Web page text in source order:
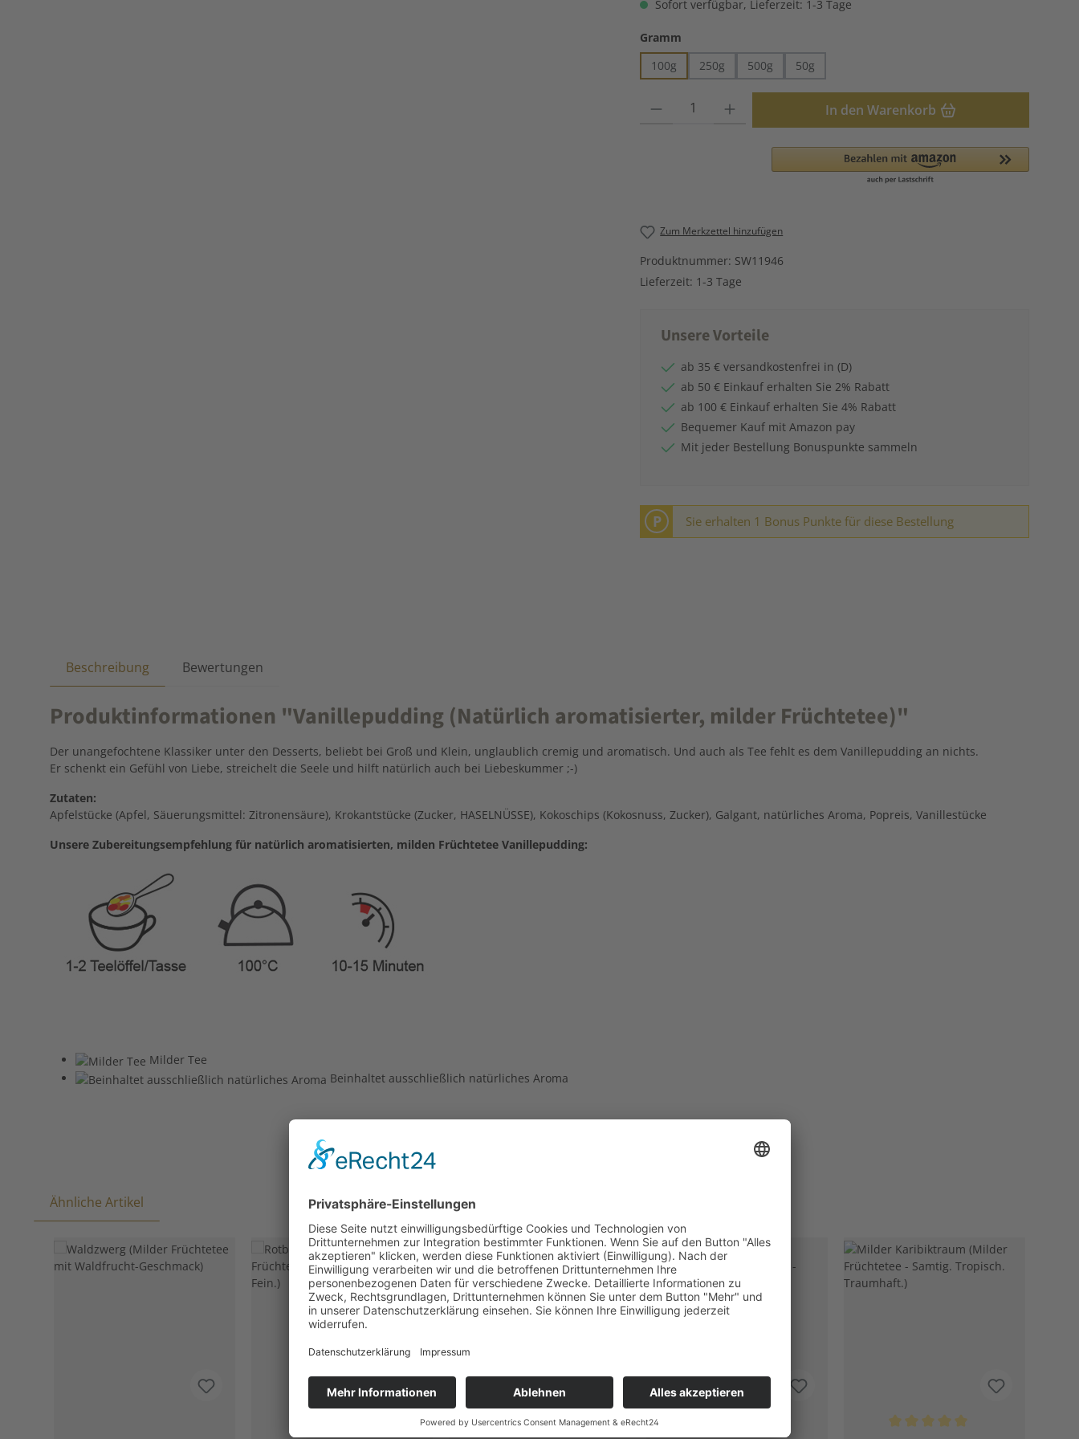
Sofort verfügbar, Lieferzeit: 1-3 Tage
Gramm
100g
250g 500g 50g
Produkt Anzahl: Gib den gewünschten Wert ein oder benutze die Schaltflächen
In den Warenkorb
Zum Merkzettel hinzufügen
Produktnummer: SW11946
Lieferzeit: 1-3 Tage
Unsere Vorteile
ab 35 € versandkostenfrei in (D)
ab 50 € Einkauf erhalten Sie 2% Rabatt
ab 100 € Einkauf erhalten Sie 4% Rabatt
Bequemer Kauf mit Amazon pay
Mit jeder Bestellung Bonuspunkte sammeln
P Sie erhalten 1 Bonus Punkte für diese Bestellung
Beschreibung Bewertungen
Produktinformationen "Vanillepudding (Natürlich aromatisierter, milder Früchtetee)"
Der unangefochtene Klassiker unter den Desserts, beliebt bei Groß und Klein, unglaublich cremig und aromatisch. Und auch als Tee fehlt es dem Vanillepudding an nichts.
Er schenkt ein Gefühl von Liebe, streichelt die Seele und hilft natürlich auch bei Liebeskummer ;-)
Zutaten:
Apfelstücke (Apfel, Säuerungsmittel: Zitronensäure), Krokantstücke (Zucker, HASELNÜSSE), Kokoschips (Kokosnuss, Zucker), Galgant, natürliches Aroma, Popreis, Vanillestücke
Unsere Zubereitungsempfehlung für natürlich aromatisierten, milden Früchtetee Vanillepudding:
Milder Tee
Beinhaltet ausschließlich natürliches Aroma
Ähnliche Artikel
Produktgalerie überspringen